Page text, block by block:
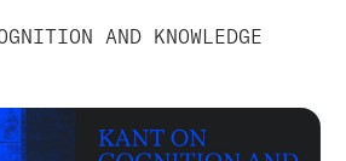
AND KNOWLEDGE